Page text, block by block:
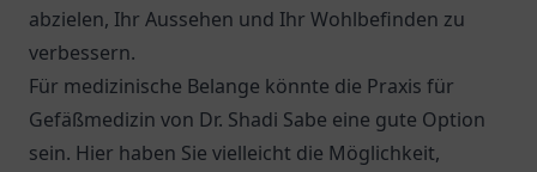
abzielen, Ihr Aussehen und Ihr Wohlbefinden zu
verbessern.
Für medizinische Belange könnte die Praxis für
Gefäßmedizin von Dr. Shadi Sabe eine gute Option
sein. Hier haben Sie vielleicht die Möglichkeit,